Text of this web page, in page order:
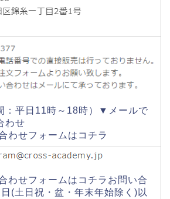
：平日11時～18時）▼メールで
わせ
わせフォームはコチラ
わせフォームはコチラお問い合
(土日祝・盆・年末年始除く)以